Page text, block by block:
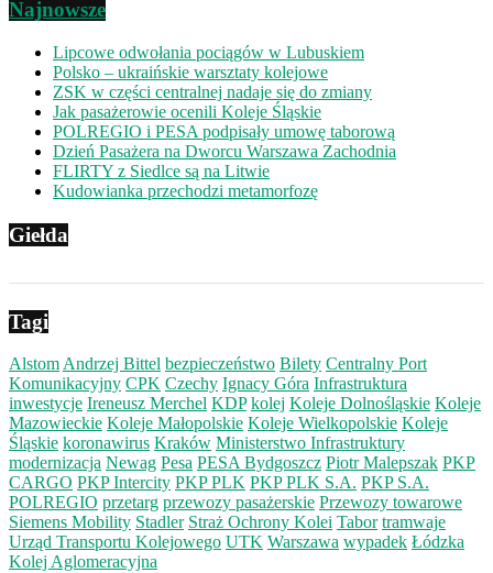
Najnowsze
Lipcowe odwołania pociągów w Lubuskiem
Polsko – ukraińskie warsztaty kolejowe
ZSK w części centralnej nadaje się do zmiany
Jak pasażerowie ocenili Koleje Śląskie
POLREGIO i PESA podpisały umowę taborową
Dzień Pasażera na Dworcu Warszawa Zachodnia
FLIRTY z Siedlce są na Litwie
Kudowianka przechodzi metamorfozę
Giełda
Tagi
Alstom Andrzej Bittel bezpieczeństwo Bilety Centralny Port
Komunikacyjny CPK Czechy Ignacy Góra Infrastruktura
inwestycje Ireneusz Merchel KDP kolej Koleje Dolnośląskie Koleje
Mazowieckie Koleje Małopolskie Koleje Wielkopolskie Koleje
Śląskie koronawirus Kraków Ministerstwo Infrastruktury
modernizacja Newag Pesa PESA Bydgoszcz Piotr Malepszak PKP
CARGO PKP Intercity PKP PLK PKP PLK S.A. PKP S.A.
POLREGIO przetarg przewozy pasażerskie Przewozy towarowe
Siemens Mobility Stadler Straż Ochrony Kolei Tabor tramwaje
Urząd Transportu Kolejowego UTK Warszawa wypadek Łódzka
Kolej Aglomeracyjna